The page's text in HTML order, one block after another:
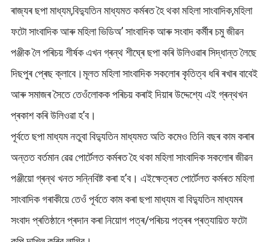
ৰাজ্যৰ ছপা মাধ্যম,বিদ্যুতিন মাধ্যমত কৰ্মৰত হৈ থকা মহিলা সাংবাদিক,মহিলা
ফটো সাংবাদিক আৰু মহিলা ভিডিঅ’ সাংবাদিক আৰু সংবাদ কৰ্মীৰ চমু জীৱন
পঞ্জীক লৈ পৰিচয় শীৰ্ষক এখন গ্ৰন্থ শীঘ্ৰে ছপা কৰি উলিওৱাৰ সিদ্ধান্ত লৈছে
দিছপুৰ প্ৰেছ ক্লাবে।মূলত মহিলা সাংবাদিক সকলোৰ কৃতিত্ব ধৰি ৰখাৰ বাবেই
আৰু সমাজৰ সৈতে তেওঁলোকক পৰিচয় কৰাই দিয়াৰ উদ্দেশ্যে এই গ্ৰন্থখন
প্ৰকাশ কৰি উলিওৱা হ’ব।
পূৰ্বতে ছপা মাধ্যম নতুবা বিদ্যুতিন মাধ্যমত অতি কমেও তিনি বছৰ কাম কৰাৰ
অন্তত বৰ্তমান ৱেৱ পোৰ্টেলত কৰ্মৰত হৈ থকা মহিলা সাংবাদিক সকলোৰ জীৱন
পঞ্জীয়ো গ্ৰন্থ খনত সন্নিবিষ্ট কৰা হ’ব। এইক্ষেত্ৰত পোৰ্টেলত কৰ্মৰত মহিলা
সাংবাদিক গৰাকীয়ে তেওঁ পূৰ্বতে কাম কৰা ছপা মাধ্যম বা বিদ্যুতিন মাধ্যমৰ
সংবাদ প্ৰতিষ্ঠানে প্ৰদান কৰা নিয়োগ পত্ৰ/পৰিচয় পত্ৰৰ প্ৰত্যায়িত ফটো